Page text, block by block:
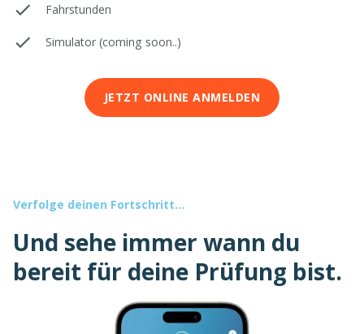
Fahrstunden
Simulator (coming soon..)
JETZT ONLINE ANMELDEN
Verfolge deinen Fortschritt...
Und sehe immer wann du
bereit für deine Prüfung bist.